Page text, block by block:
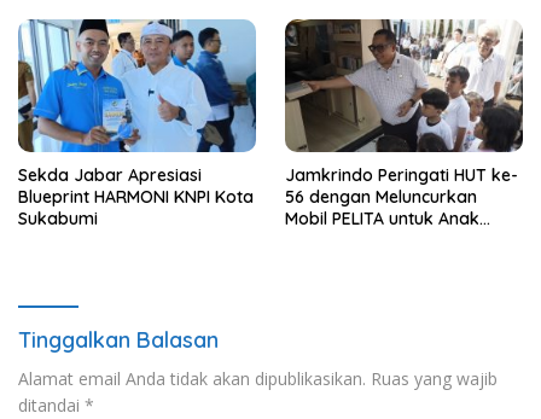
Sekda Jabar Apresiasi
Blueprint HARMONI KNPI Kota
Sukabumi
Jamkrindo Peringati HUT ke-
56 dengan Meluncurkan
Mobil PELITA untuk Anak
Tinggalkan Balasan
Alamat email Anda tidak akan dipublikasikan. Ruas yang wajib
ditandai *